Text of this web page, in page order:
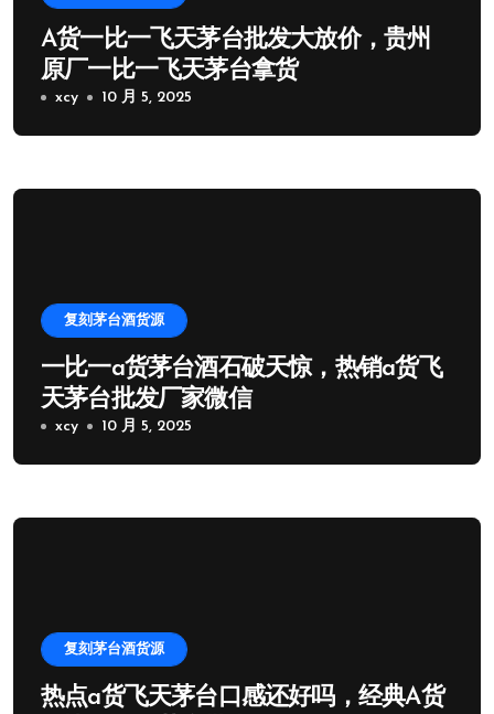
A货一比一飞天茅台批发大放价，贵州
原厂一比一飞天茅台拿货
xcy 10 月 5, 2025
复刻茅台酒货源
一比一a货茅台酒石破天惊，热销a货飞
天茅台批发厂家微信
xcy 10 月 5, 2025
复刻茅台酒货源
热点a货飞天茅台口感还好吗，经典A货